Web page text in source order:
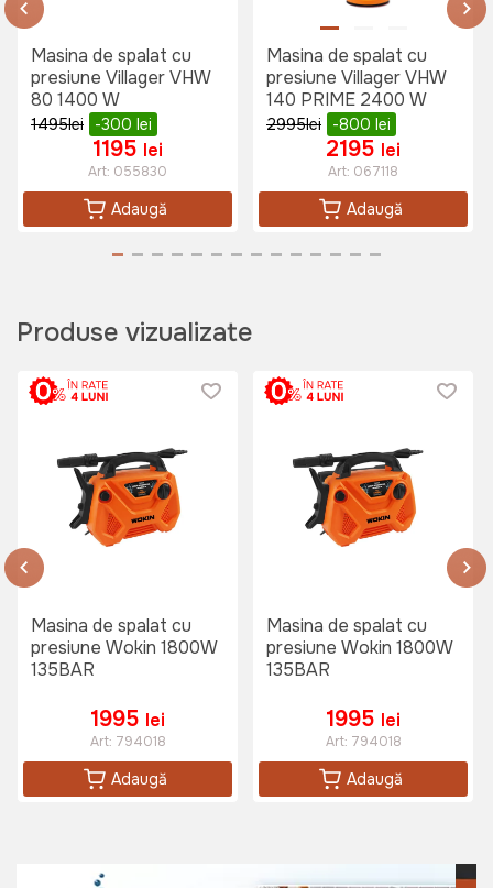
Masina de spalat cu
presiune Villager VHW
80 1400 W
1495lei -300 lei
1195 lei
Art: 055830
Adaugă
Masina de spalat cu
presiune Villager VHW
140 PRIME 2400 W
2995lei -800 lei
2195 lei
Art: 067118
Adaugă
Produse vizualizate
Masina de spalat cu
presiune Wokin 1800W
135BAR
1995 lei
Art: 794018
Adaugă
Masina de spalat cu
presiune Wokin 1800W
135BAR
1995 lei
Art: 794018
Adaugă